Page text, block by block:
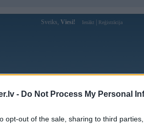
- Do Not Process My Personal
opt-out of the sale, sharing to third
Sveiks, Viesi! Ienākt Reģistrācija
Forums Galerijas Reģistrācija
Lietotāja gatmig profils